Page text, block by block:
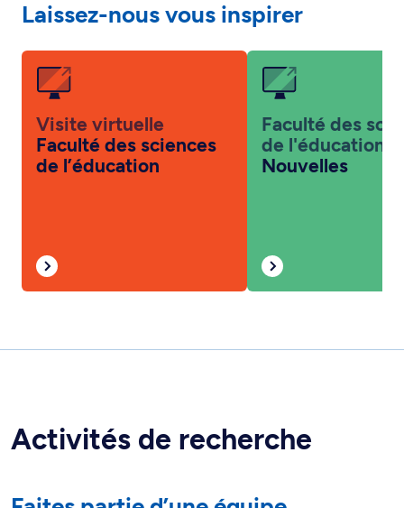
Laissez-nous vous inspirer
Visite virtuelle
Faculté des sciences
de l’éducation
Faculté des
de l'éducation
Nouvelles
Activités de recherche